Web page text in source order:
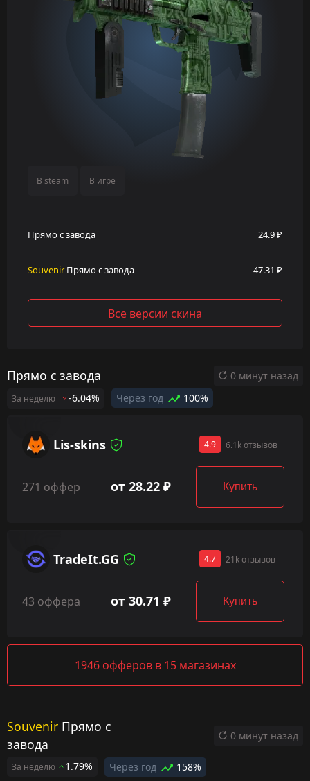
В steam В игре
Прямо с завода 24.9 ₽
Souvenir Прямо с завода 47.31 ₽
Все версии скина
Прямо с завода
За неделю -6.04% Через год 100%
0 минут назад
Lis-skins 4.9 6.1k отзывов
271 оффер от 28.22 ₽ Купить
TradeIt.GG 4.7 21k отзывов
43 оффера от 30.71 ₽ Купить
1946 офферов в 15 магазинах
Souvenir Прямо с
завода
За неделю 1.79% Через год 158%
0 минут назад